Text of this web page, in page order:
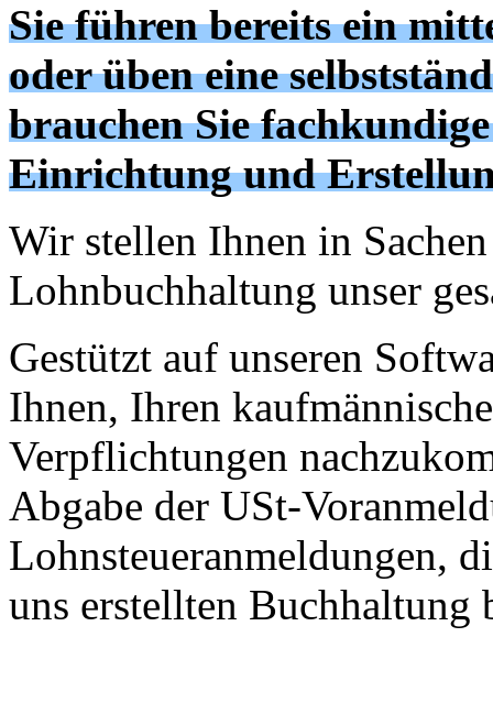
Sie führen bereits ein
oder üben eine
brauchen Sie
Einrichtung und
Wir stellen Ihnen in
Lohnbuchhaltung unser
Gestützt auf unseren
Ihnen, Ihren
Verpflichtungen
Abgabe der USt-
Lohnsteueranmeldungen,
uns erstellten Buchhaltung